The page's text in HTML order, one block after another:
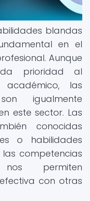
blandas
en el
Aunque
prioridad al
las
igualmente
este sector. Las
conocidas
o habilidades
competencias
permiten
con otras